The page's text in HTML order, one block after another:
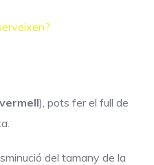
), pots fer el full de
del tamany de la